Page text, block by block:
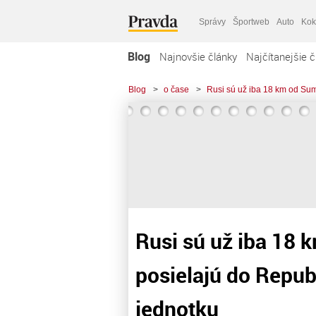
Správy Športweb Auto
Blog Najnovšie články Najčítanejšie
Blog > o čase > Rusi sú už iba 18 km od
Rusi sú už iba 18
posielajú do
jednotku